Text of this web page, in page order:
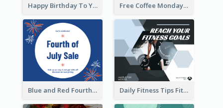
Happy Birthday To You Wishes Facebook Post Free Coffee Mondays Cafe Facebook Post
Blue and Red Fourth of July Sale Facebook Post Daily Fitness Tips Fitness Goals Facebook Post